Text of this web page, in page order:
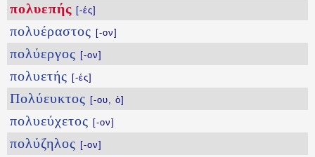
πολυεπής [-ές]
πολυέραστος [-ον]
πολύεργος [-ον]
πολυετής [-ές]
Πολύευκτος [-ου, ὁ]
πολυεύχετος [-ον]
πολύζηλος [-ον]